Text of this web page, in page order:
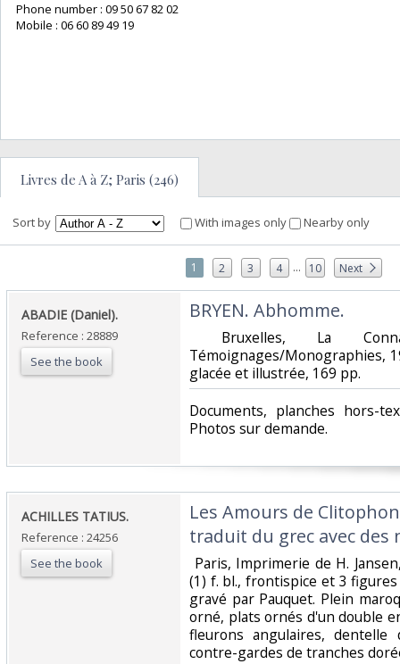
Phone number : 09 50 67 82 02
Mobile : 06 60 89 49 19
Livres de A à Z; Paris (246)
Sort by With images only Nearby only
1 2 3 4 ... 10 Next
‎ABADIE (Daniel).‎
Reference : 28889
See the book
‎BRYEN. Abhomme.‎
Bruxelles, La
Témoignages/Monographies,
glacée et illustrée, 169 pp. ‎
‎Documents, planches hors-
Photos sur demande.‎
‎ACHILLES TATIUS.‎
Reference : 24256
See the book
‎Les Amours de
traduit du grec avec des
Paris, Imprimerie de H.
(1) f. bl., frontispice et 3
gravé par Pauquet. Plein
orné, plats ornés d'un double
fleurons angulaires,
contre-gardes de tranches